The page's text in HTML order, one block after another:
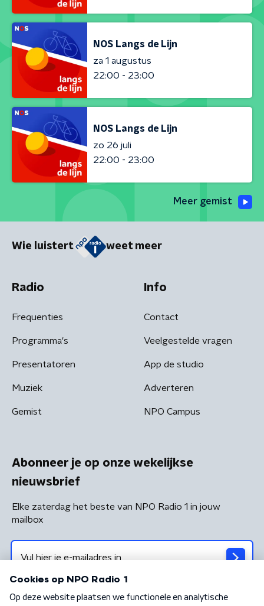
NOS Langs de Lijn
za 1 augustus
22:00 - 23:00
NOS Langs de Lijn
zo 26 juli
22:00 - 23:00
Meer gemist
Wie luistert weet meer
Radio
Frequenties
Programma's
Presentatoren
Muziek
Gemist
Info
Contact
Veelgestelde vragen
App de studio
Adverteren
NPO Campus
Abonneer je op onze wekelijkse
nieuwsbrief
Elke zaterdag het beste van NPO Radio 1 in jouw
mailbox